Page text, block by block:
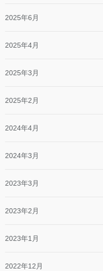
2025年6月
2025年4月
2025年3月
2025年2月
2024年4月
2024年3月
2023年3月
2023年2月
2023年1月
2022年12月